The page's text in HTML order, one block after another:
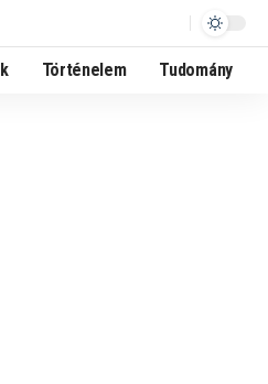
Történelem Tudomány